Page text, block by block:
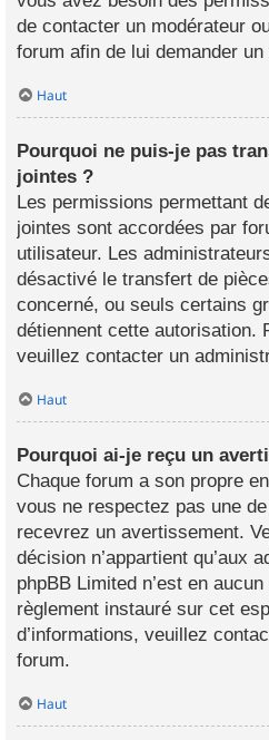
de contacter un modérateur
forum afin de lui demander un
Haut
Pourquoi ne puis-je pas
jointes ?
Les permissions permettant
jointes sont accordées par
utilisateur. Les
désactivé le transfert de
concerné, ou seuls certains
détiennent cette autorisation.
veuillez contacter un
Haut
Pourquoi ai-je reçu un
Chaque forum a son propre
vous ne respectez pas une
recevrez un avertissement.
décision n’appartient qu’aux
phpBB Limited n’est en
règlement instauré sur cet
d’informations, veuillez
forum.
Haut